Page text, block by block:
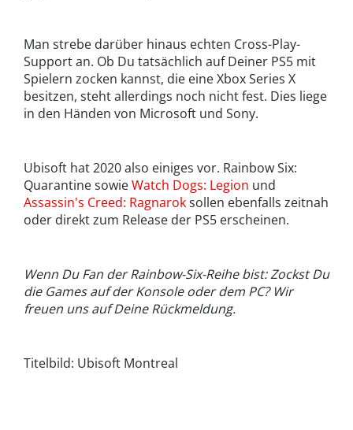
Man strebe darüber hinaus echten Cross-Play-
Support an. Ob Du tatsächlich auf Deiner PS5 mit
Spielern zocken kannst, die eine Xbox Series X
besitzen, steht allerdings noch nicht fest. Dies liege
in den Händen von Microsoft und Sony.
Ubisoft hat 2020 also einiges vor. Rainbow Six:
Quarantine sowieWatch Dogs: Legion und
Assassin's Creed: Ragnaroksollen ebenfalls zeitnah
oder direkt zum Release der PS5 erscheinen.
Wenn Du Fan der Rainbow-Six-Reihe bist: Zockst Du
die Games auf der Konsole oder dem PC? Wir
freuen uns auf Deine Rückmeldung.
Titelbild: Ubisoft Montreal